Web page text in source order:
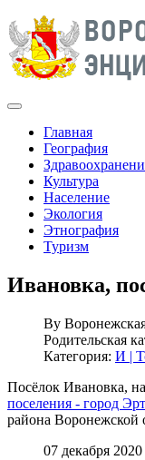
Главная
География
Культура
Население
Экология
Этнография
Туризм
Ивановка,
By
Родительская
Категория: И |
Посёлок Ивановка,
поселения - город
района Воронежской
07 декабря 2020